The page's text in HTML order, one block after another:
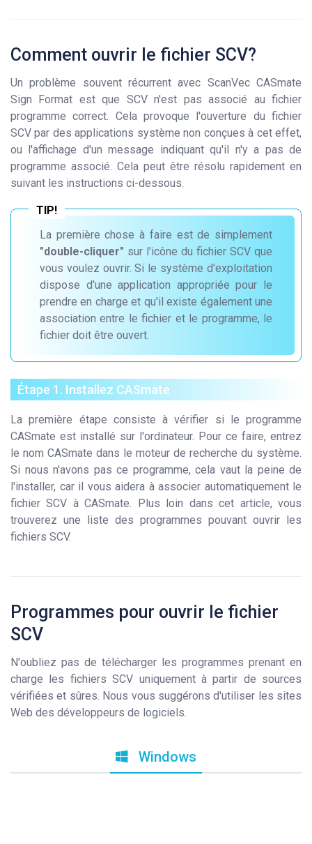
Comment ouvrir le fichier SCV?
Un problème souvent récurrent avec ScanVec CASmate
Sign Format est que SCV n'est pas associé au fichier
programme correct. Cela provoque l'ouverture du fichier
SCV par des applications système non conçues à cet effet,
ou l'affichage d'un message indiquant qu'il n'y a pas de
programme associé. Cela peut être résolu rapidement en
suivant les instructions ci-dessous.
La première chose à faire est de simplement
"double-cliquer" sur l'icône du fichier SCV que
vous voulez ouvrir. Si le système d'exploitation
dispose d'une application appropriée pour le
prendre en charge et qu'il existe également une
association entre le fichier et le programme, le
fichier doit être ouvert.
Étape 1. Installez CASmate
La première étape consiste à vérifier si le programme
CASmate est installé sur l'ordinateur. Pour ce faire, entrez
le nom CASmate dans le moteur de recherche du système.
Si nous n'avons pas ce programme, cela vaut la peine de
l'installer, car il vous aidera à associer automatiquement le
fichier SCV à CASmate. Plus loin dans cet article, vous
trouverez une liste des programmes pouvant ouvrir les
fichiers SCV.
Programmes pour ouvrir le fichier
SCV
N'oubliez pas de télécharger les programmes prenant en
charge les fichiers SCV uniquement à partir de sources
vérifiées et sûres. Nous vous suggérons d'utiliser les sites
Web des développeurs de logiciels.
Windows